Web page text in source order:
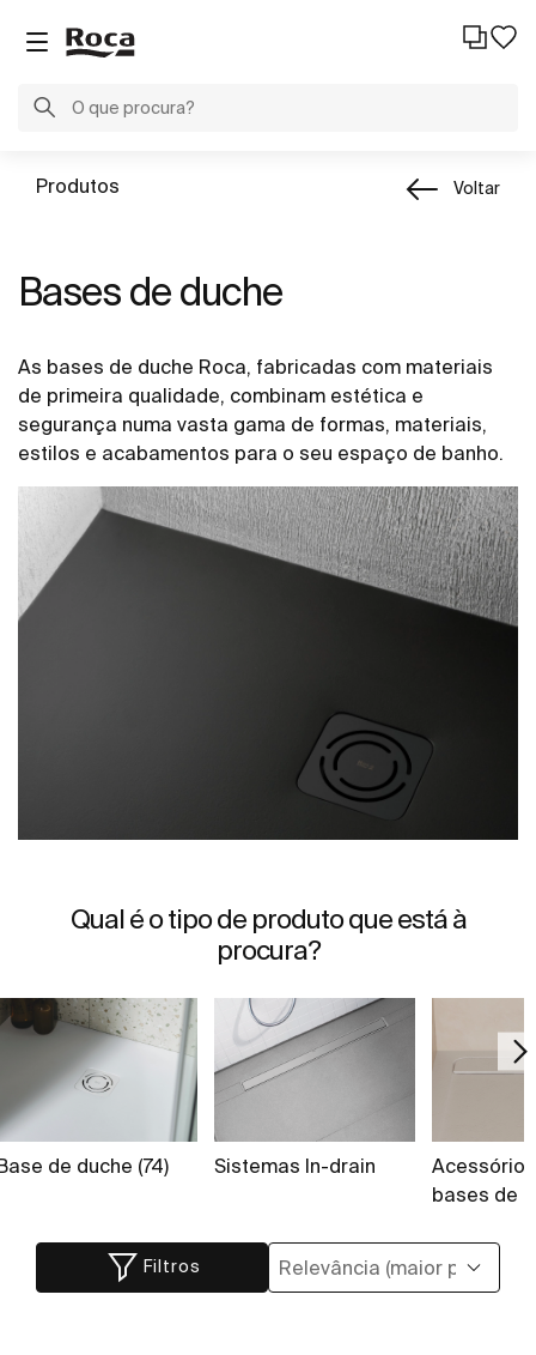
Produtos Voltar
Bases de duche
As bases de duche Roca, fabricadas com materiais
de primeira qualidade, combinam estética e
segurança numa vasta gama de formas, materiais,
estilos e acabamentos para o seu espaço de banho.
Qual é o tipo de produto que está à
procura?
de duche (74) Sistemas In-drain
bases de
Filtros